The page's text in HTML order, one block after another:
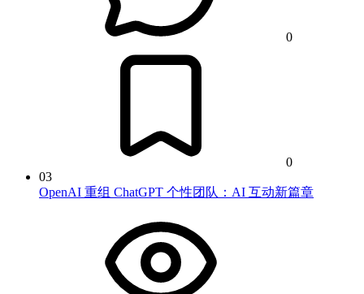
0
0
03
OpenAI 重组 ChatGPT 个性团队：AI 互动新篇章